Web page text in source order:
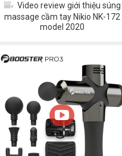
Video review giới thiệu súng
massage cầm tay Nikio NK-172
model 2020